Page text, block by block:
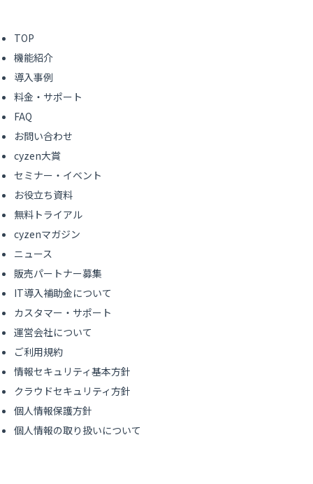
TOP
機能紹介
導入事例
料金・サポート
FAQ
お問い合わせ
cyzen大賞
セミナー・イベント
お役立ち資料
無料トライアル
cyzenマガジン
ニュース
販売パートナー募集
IT導入補助金について
カスタマー・サポート
運営会社について
ご利用規約
情報セキュリティ基本方針
クラウドセキュリティ方針
個人情報保護方針
個人情報の取り扱いについて